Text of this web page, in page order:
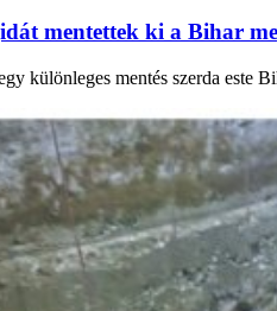
mentettek ki a Bihar
különleges mentés szerda